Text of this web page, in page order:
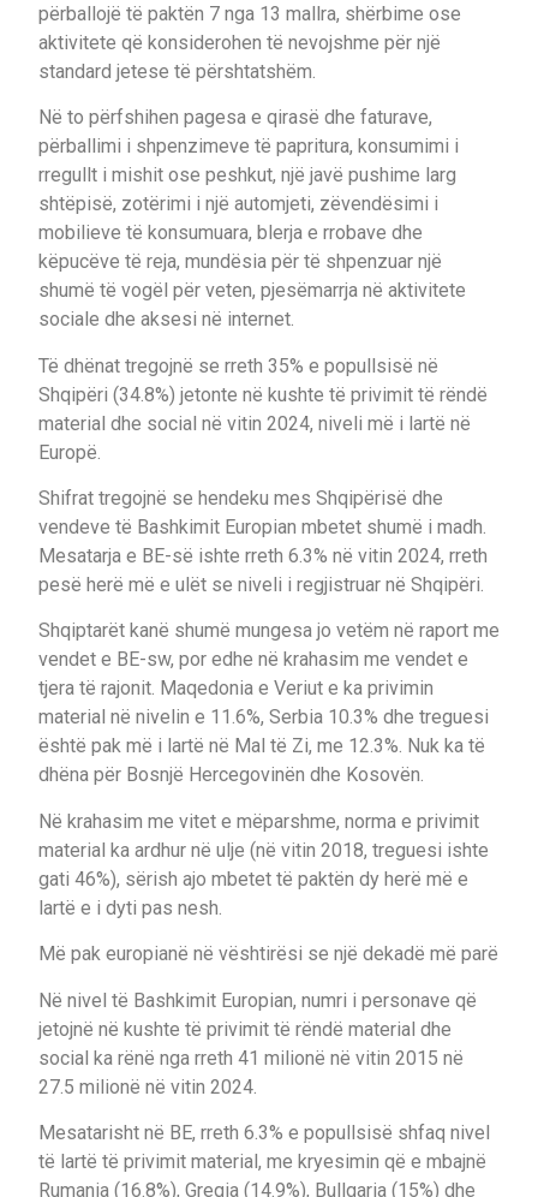
përballojë të paktën 7 nga 13 mallra, shërbime ose
aktivitete që konsiderohen të nevojshme për një
standard jetese të përshtatshëm.
Në to përfshihen pagesa e qirasë dhe faturave,
përballimi i shpenzimeve të papritura, konsumimi i
rregullt i mishit ose peshkut, një javë pushime larg
shtëpisë, zotërimi i një automjeti, zëvendësimi i
mobilieve të konsumuara, blerja e rrobave dhe
këpucëve të reja, mundësia për të shpenzuar një
shumë të vogël për veten, pjesëmarrja në aktivitete
sociale dhe aksesi në internet.
Të dhënat tregojnë se rreth 35% e popullsisë në
Shqipëri (34.8%) jetonte në kushte të privimit të rëndë
material dhe social në vitin 2024, niveli më i lartë në
Europë.
Shifrat tregojnë se hendeku mes Shqipërisë dhe
vendeve të Bashkimit Europian mbetet shumë i madh.
Mesatarja e BE-së ishte rreth 6.3% në vitin 2024, rreth
pesë herë më e ulët se niveli i regjistruar në Shqipëri.
Shqiptarët kanë shumë mungesa jo vetëm në raport me
vendet e BE-sw, por edhe në krahasim me vendet e
tjera të rajonit. Maqedonia e Veriut e ka privimin
material në nivelin e 11.6%, Serbia 10.3% dhe treguesi
është pak më i lartë në Mal të Zi, me 12.3%. Nuk ka të
dhëna për Bosnjë Hercegovinën dhe Kosovën.
Në krahasim me vitet e mëparshme, norma e privimit
material ka ardhur në ulje (në vitin 2018, treguesi ishte
gati 46%), sërish ajo mbetet të paktën dy herë më e
lartë e i dyti pas nesh.
Më pak europianë në vështirësi se një dekadë më parë
Në nivel të Bashkimit Europian, numri i personave që
jetojnë në kushte të privimit të rëndë material dhe
social ka rënë nga rreth 41 milionë në vitin 2015 në
27.5 milionë në vitin 2024.
Mesatarisht në BE, rreth 6.3% e popullsisë shfaq nivel
të lartë të privimit material, me kryesimin që e mbajnë
Rumania (16.8%), Greqia (14.9%), Bullgaria (15%) dhe